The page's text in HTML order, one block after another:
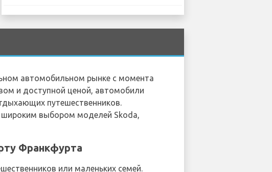
автомобильном рынке с момента
и доступной ценой, автомобили
путешественников.
выбором моделей Skoda,
Франкфурта
или маленьких семей.